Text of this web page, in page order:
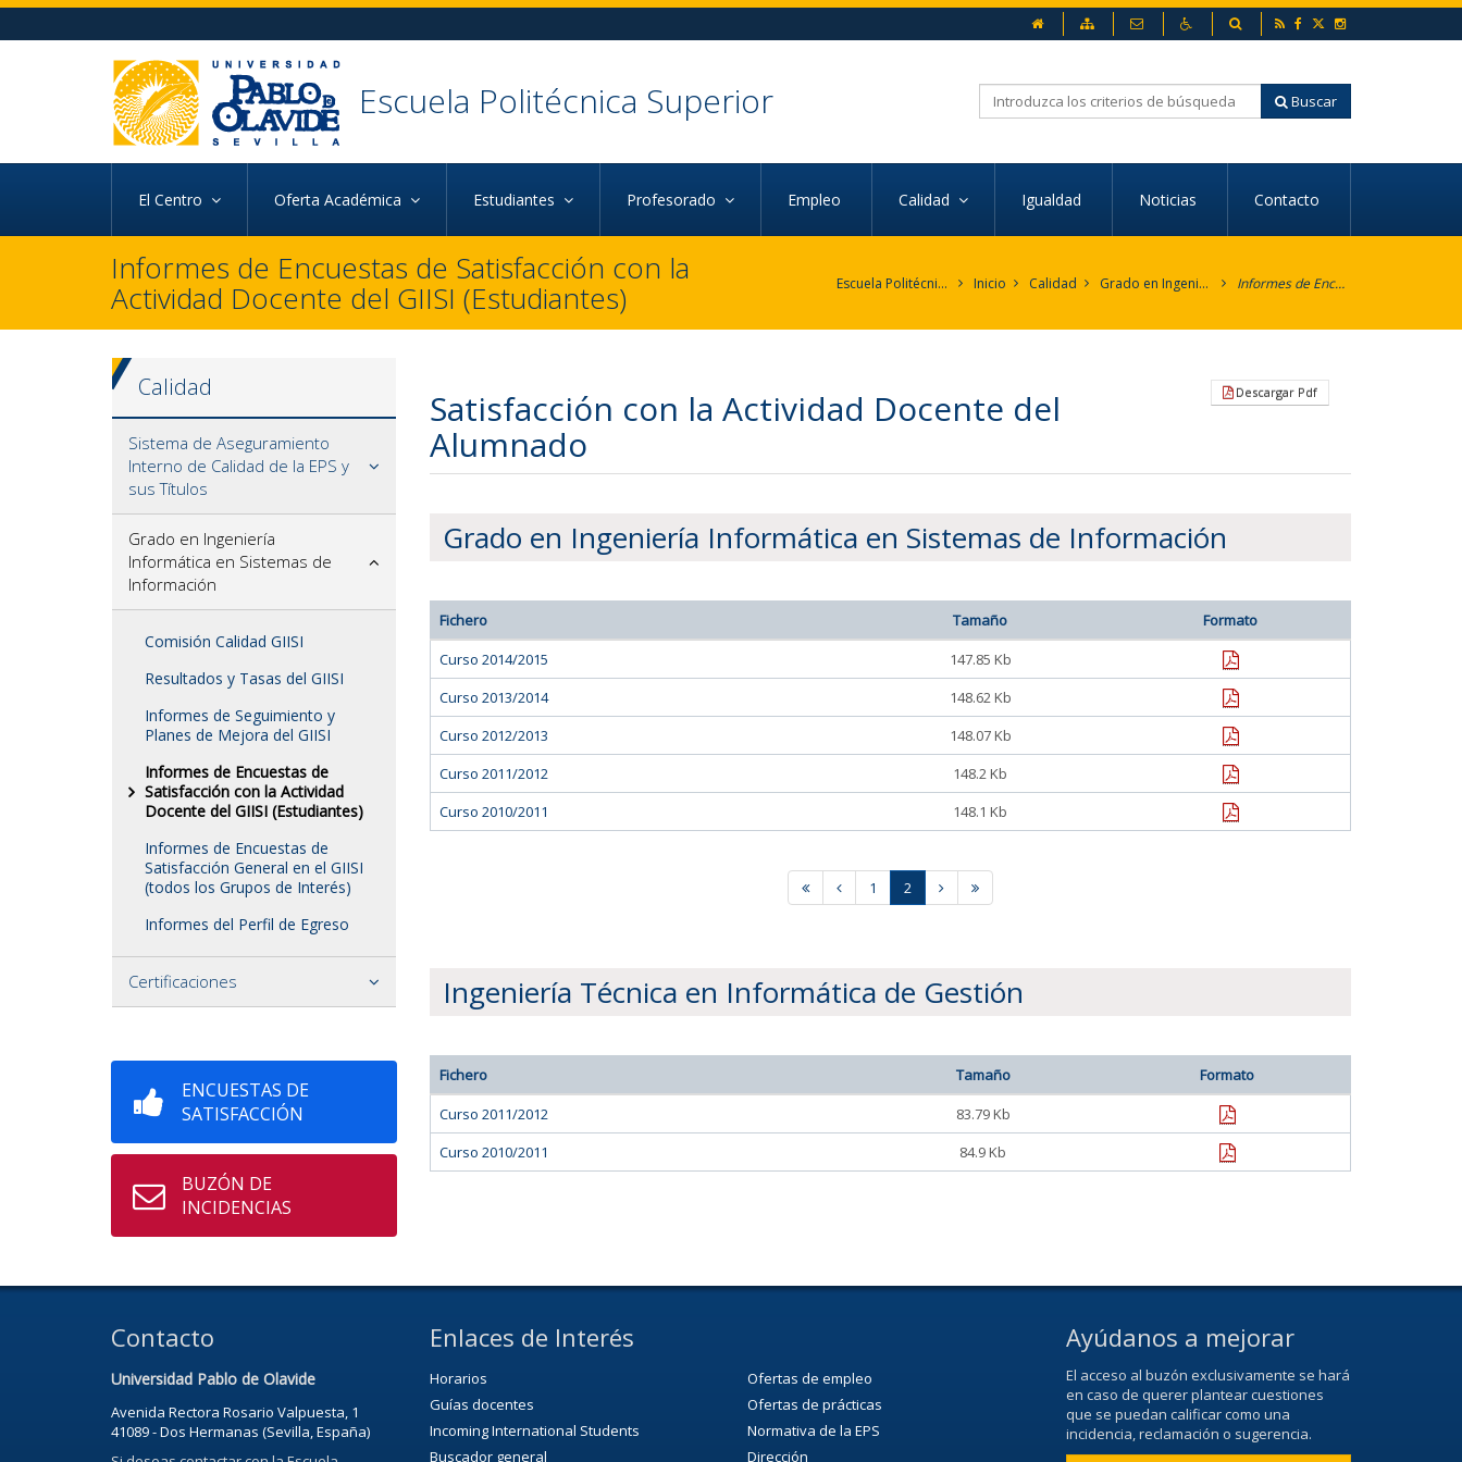
Ir al contenido principal de la página (alt + s)
Ir al pie de la página (alt + p)
Ir al menú principal (alt + u)
RSS Facebook
Twitter
Mapa web Contacto AccesibilidadBuscador
Escuela Politécnica Superior Buscar
El Centro Oferta Académica Estudiantes Profesorado Empleo Calidad Igualdad Noticias Contacto
Informes de Encuestas de Satisfacción con la
Actividad Docente del GIISI (Estudiantes) Escuela Politécnica Superior Inicio Calidad Grado en Ingeniería Informática en Sistemas de Información Informes de Encuestas de Satisfacción con la Actividad Docente del GIISI (Estudiantes)
Calidad
Sistema de Aseguramiento
Interno de Calidad de la EPS y
sus Títulos
Grado en Ingeniería
Informática en Sistemas de
Información
Comisión Calidad GIISI
Resultados y Tasas del GIISI
Informes de Seguimiento y
Planes de Mejora del GIISI
Informes de Encuestas de
Satisfacción con la Actividad
Docente del GIISI (Estudiantes)
Informes de Encuestas de
Satisfacción General en el GIISI
(todos los Grupos de Interés)
Informes del Perfil de Egreso
Certificaciones
ENCUESTAS DE
SATISFACCIÓN
BUZÓN DE
INCIDENCIAS
Descargar Pdf
Satisfacción con la Actividad Docente del
Alumnado
Grado en Ingeniería Informática en Sistemas de Información
Fichero Tamaño
Formato
Curso 2014/2015
147.85 Kb
pdf
Curso 2013/2014
148.62 Kb
pdf
Curso 2012/2013
148.07 Kb
pdf
Curso 2011/2012
148.2 Kb
pdf
Curso 2010/2011
148.1 Kb pdf
1 2
Ingeniería Técnica en Informática de Gestión
Fichero Tamaño
Formato
Curso 2011/2012
83.79 Kb
pdf
Curso 2010/2011
84.9 Kb pdf
Contacto
Universidad Pablo de Olavide
Avenida Rectora Rosario Valpuesta, 1
41089 - Dos Hermanas (Sevilla, España)
Enlaces de Interés
Horarios
Guías docentes
Incoming International Students
Buscador general
Ofertas de empleo
Ofertas de prácticas
Normativa de la EPS
Dirección
Ayúdanos a mejorar
El acceso al buzón exclusivamente se hará
en caso de querer plantear cuestiones
que se puedan calificar como una
incidencia, reclamación o sugerencia.